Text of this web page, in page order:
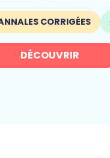
CORRIGÉES
DÉCOUVRIR